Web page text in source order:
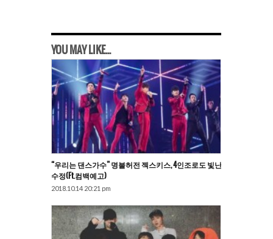
YOU MAY LIKE...
“우리는 댄스가수” 명불허전 젝스키스, 4인조로도 빛난
수정(ft.컴백예고)
2018.10.14 20:21 pm